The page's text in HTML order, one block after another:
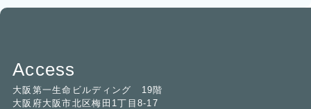
Access
大阪第一生命ビルディング 19階
大阪府大阪市北区梅田1丁目8-17